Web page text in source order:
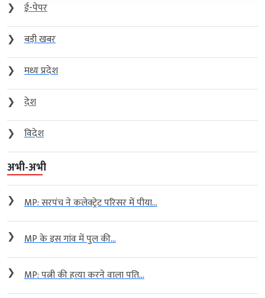
❯
ई-पेपर
❯
बड़ी खबर
❯
मध्य प्रदेश
❯
देश
❯
विदेश
अभी-अभी
❯ MP: सरपंच ने कलेक्ट्रेट परिसर में पीया...
❯ MP के इस गांव में पुल की...
❯ MP: पत्नी की हत्या करने वाला पति...